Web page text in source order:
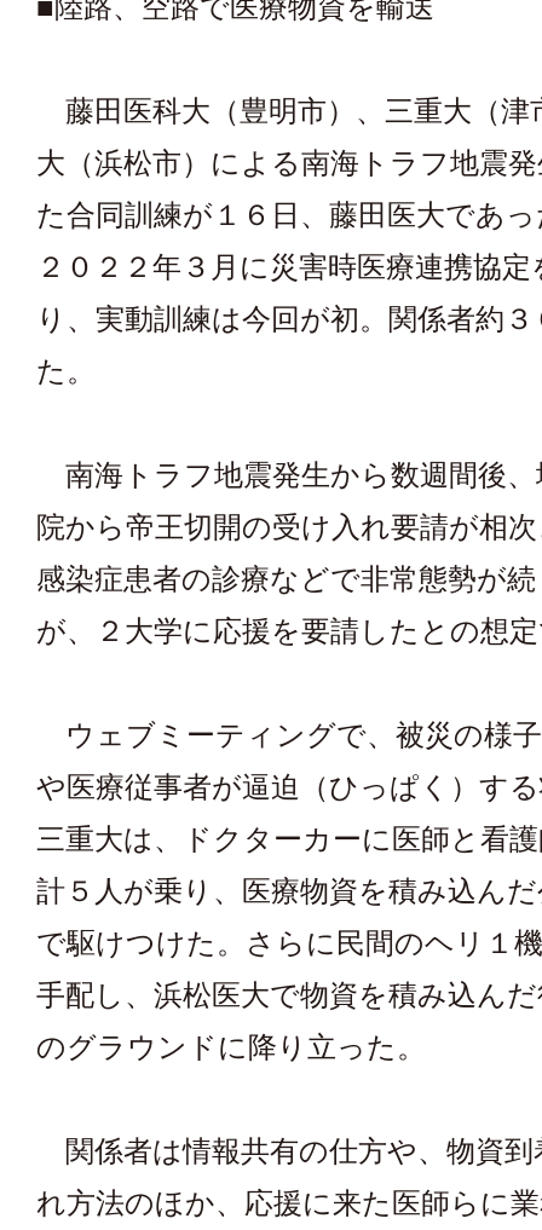
藤田医科大（豊明市）、三重大（津
大（浜松市）による南海トラフ地震
た合同訓練が１６日、藤田医大であ
２０２２年３月に災害時医療連携協
り、実動訓練は今回が初。関係者約
た。
南海トラフ地震発生から数週間後、
院から帝王切開の受け入れ要請が相
感染症患者の診療などで非常態勢が
が、２大学に応援を要請したとの想
ウェブミーティングで、被災の様
や医療従事者が逼迫（ひっぱく）す
三重大は、ドクターカーに医師と看
計５人が乗り、医療物資を積み込ん
で駆けつけた。さらに民間のヘリ１
手配し、浜松医大で物資を積み込ん
のグラウンドに降り立った。
関係者は情報共有の仕方や、物資到
れ方法のほか、応援に来た医師らに